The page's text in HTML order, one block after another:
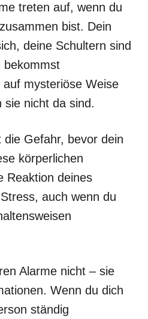
treten auf, wenn du
bist. Dein
deine Schultern sind
bekommst
mysteriöse Weise
sie nicht da sind.
Gefahr, bevor dein
körperlichen
Reaktion deines
auch wenn du
Alarme nicht – sie
Wenn du dich
ständig